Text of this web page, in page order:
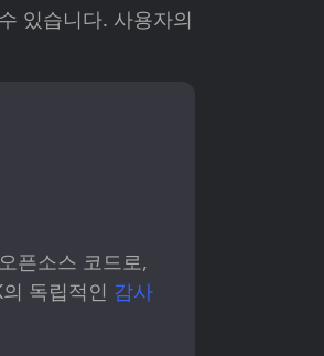
있습니다. 사용자의
픈소스 코드로,
독립적인 감사